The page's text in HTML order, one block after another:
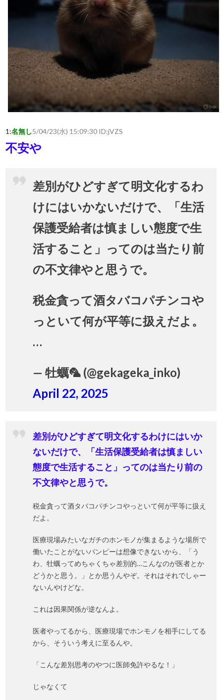
1:名無し5/04/23(水) 15:09:30 ID:jVZS
不安や
差別がひどすぎて明文化するわ
けにはいかないだけで、「生活
保護受給者は慎ましい態度で生
活すること」ってのは当たり前
の不文律やと思うで。
税金貪って酒タバコパチンコや
っといて何が平等に扱えだよ。
…
— 牡蠣🦜 (@gekageka_inko)
April 22, 2025
差別がひどすぎて明文化するわけにはいか
ないだけで、「生活保護受給者は慎ましい
態度で生活すること」ってのは当たり前の
不文律やと思うで。
税金貪って酒タバコパチンコやっといて何が平等に扱え
だよ。
医療現場みたいなガチのホンモノが集まるような場所で
働いたことがないパンピーは想像できないから、「う
わ、牡蠣ってめちゃくちゃ差別的…こんなのが医者とか
どうかと思う。」とか思うんやぞ。それはそれでしゃー
ないんやけどな。
これは因果関係が逆なんよ。
医者やってるから、医療現場でホンモノを相手にしてる
から、そういう考えに至るんや。
「こんな差別思考のやつに医師免許やるな！」
じゃなくて